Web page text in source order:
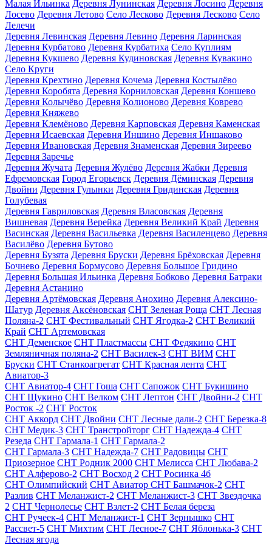
Малая Ильинка Деревня Лунинская Деревня Лосино Деревня
Лосево Деревня Летово Село Лесково Деревня Лесково Село
Лелечи
Деревня Левинская Деревня Левино Деревня Ларинская
Деревня Курбатово Деревня Курбатиха Село Куплиям
Деревня Кукшево Деревня Кудиновская Деревня Кувакино
Село Круги
Деревня Крехтино Деревня Кочема Деревня Костылёво
Деревня Коробята Деревня Корниловская Деревня Коншево
Деревня Колычёво Деревня Колионово Деревня Коврево
Деревня Княжево
Деревня Клемёново Деревня Карповская Деревня Каменская
Деревня Исаевская Деревня Иншино Деревня Иншаково
Деревня Ивановская Деревня Знаменская Деревня Зиреево
Деревня Заречье
Деревня Жучата Деревня Жулёво Деревня Жабки Деревня
Ефремовская Город Егорьевск Деревня Дёминская Деревня
Двойни Деревня Гулынки Деревня Гридинская Деревня
Голубевая
Деревня Гавриловская Деревня Власовская Деревня
Вишневая Деревня Верейка Деревня Великий Край Деревня
Васинская Деревня Васильевка Деревня Василенцево Деревня
Василёво Деревня Бутово
Деревня Бузята Деревня Бруски Деревня Брёховская Деревня
Бочнево Деревня Бормусово Деревня Большое Гридино
Деревня Большая Ильинка Деревня Бобково Деревня Батраки
Деревня Астанино
Деревня Артёмовская Деревня Анохино Деревня Алексино-
Шатур Деревня Аксёновская СНТ Зеленая Роща СНТ Лесная
Поляна-2 СНТ Фестивальный СНТ Ягодка-2 СНТ Великий
Край СНТ Артемовская
СНТ Деменское СНТ Пластмассы СНТ Федякино СНТ
Земляничная поляна-2 СНТ Василек-3 СНТ ВИМ СНТ
Бруски СНТ Станкоагрегат СНТ Красная лента СНТ
Авиатор-3
СНТ Авиатор-4 СНТ Гоша СНТ Сапожок СНТ Букишино
СНТ Щукино СНТ Велком СНТ Лептон СНТ Двойни-2 СНТ
Росток -2 СНТ Росток
СНТ Аккорд СНТ Двойни СНТ Лесные дали-2 СНТ Березка-8
СНТ Медик-3 СНТ Транстройторг СНТ Надежда-4 СНТ
Резеда СНТ Гармала-1 СНТ Гармала-2
СНТ Гармала-3 СНТ Надежда-7 СНТ Радовицы СНТ
Приозерное СНТ Родник 2000 СНТ Мелисса СНТ Любава-2
СНТ Алферово-2 СНТ Восход 2 СНТ Росинка 4б
СНТ Олимпийский СНТ Авиатор СНТ Башмачок-2 СНТ
Разлив СНТ Меланжист-2 СНТ Меланжист-3 СНТ Звездочка
2 СНТ Чернолесье СНТ Взлет-2 СНТ Белая береза
СНТ Ручеек-4 СНТ Меланжист-1 СНТ Зернышко СНТ
Рассвет-5 СНТ Михтим СНТ Лесное-7 СНТ Яблонька-3 СНТ
Лесная ягода